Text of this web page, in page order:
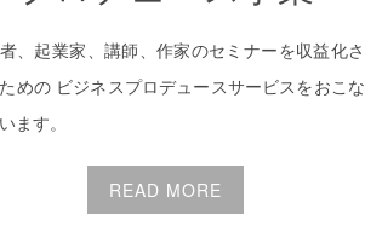
、起業家、講師、作家のセミナーを収益化さ
めの ビジネスプロデュースサービスをおこな
ます。
READ MORE